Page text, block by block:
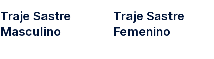
Traje Sastre
Masculino
Traje Sastre
Femenino